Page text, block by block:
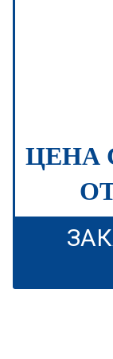
ЦЕНА